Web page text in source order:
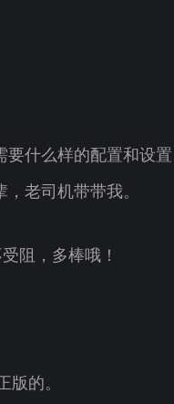
什么样的配置和设置
老司机带带我。
阻，多棒哦！
的。